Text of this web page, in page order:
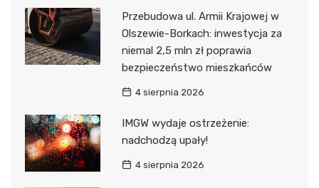
Przebudowa ul. Armii Krajowej w
Olszewie-Borkach: inwestycja za
niemal 2,5 mln zł poprawia
bezpieczeństwo mieszkańców
4 sierpnia 2026
IMGW wydaje ostrzeżenie:
nadchodzą upały!
4 sierpnia 2026